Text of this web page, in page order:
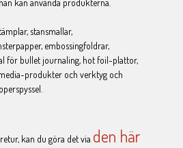
kan använda produkterna.
stansmallar,
embossingfoldrar,
för bullet journaling, hot foil-plattor,
produkter och verktyg och
kan du göra det via den här